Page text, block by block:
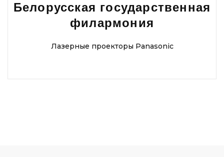
Белорусская государственная
филармония
Лазерные проекторы Panasonic